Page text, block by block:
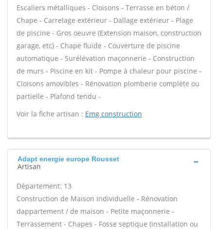
Escaliers métalliques - Cloisons - Terrasse en béton /
Chape - Carrelage extérieur - Dallage extérieur - Plage
de piscine - Gros oeuvre (Extension maison, construction
garage, etc) - Chape fluide - Couverture de piscine
automatique - Surélévation maçonnerie - Construction
de murs - Piscine en kit - Pompe à chaleur pour piscine -
Cloisons amovibles - Rénovation plomberie complète ou
partielle - Plafond tendu -
Voir la fiche artisan : Emg construction
Adapt energie europe Rousset
Artisan
Département: 13
Construction de Maison Individuelle - Rénovation
dappartement / de maison - Petite maçonnerie -
Terrassement - Chapes - Fosse septique (installation ou